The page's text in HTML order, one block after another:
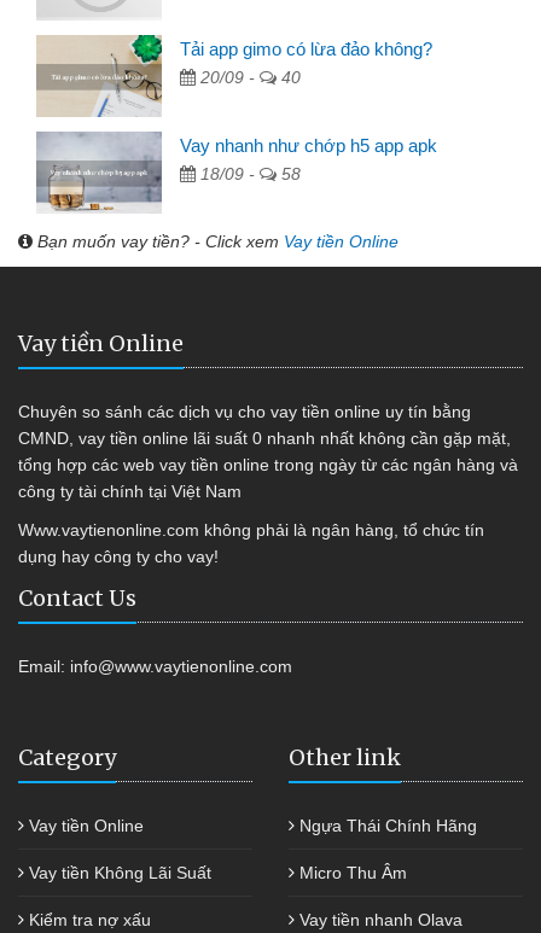
Tải app gimo có lừa đảo không?
20/09 - 40
Vay nhanh như chớp h5 app apk
18/09 - 58
Bạn muốn vay tiền? - Click xem Vay tiền Online
Vay tiền Online
Chuyên so sánh các dịch vụ cho vay tiền online uy tín bằng
CMND, vay tiền online lãi suất 0 nhanh nhất không cần gặp mặt,
tổng hợp các web vay tiền online trong ngày từ các ngân hàng và
công ty tài chính tại Việt Nam
Www.vaytienonline.com không phải là ngân hàng, tổ chức tín
dụng hay công ty cho vay!
Contact Us
Email: info@www.vaytienonline.com
Category
Vay tiền Online
Vay tiền Không Lãi Suất
Kiểm tra nợ xấu
Other link
Ngựa Thái Chính Hãng
Micro Thu Âm
Vay tiền nhanh Olava